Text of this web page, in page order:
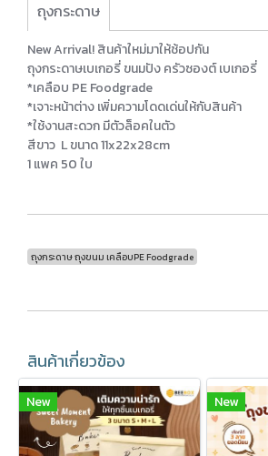
ถุงกระดาษ
New Arrival! สินค้าใหม่มาให้ช้อปกัน
ถุงกระดาษเบเกอรี่ ขนมปัง ครัวซองต์ เบเกอรี่
*เคลือบ PE Foodgrade
*เจาะหน้าต่าง เพิ่มความโดดเด่นให้กับสินค้า
*ใช้งานสะดวก มีตัวล็อคในตัว
สีขาว L ขนาด 11x22x28cm
1 แพค 50 ใบ
ถุงกระดาษ ถุงขนม เคลือบPE Foodgrade
สินค้าเกี่ยวข้อง
New New